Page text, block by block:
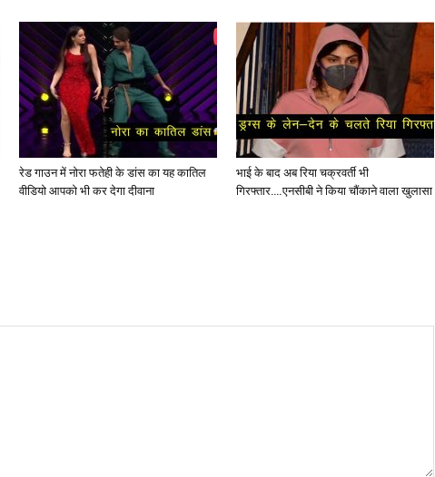
रेड गाउन में नोरा फतेही के डांस का यह कातिल
वीडियो आपको भी कर देगा दीवाना
भाई के बाद अब रिया चक्रवर्ती भी
गिरफ्तार….एनसीबी ने किया चौंकाने वाला खुलासा